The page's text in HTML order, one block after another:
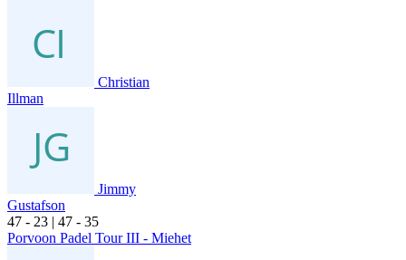
Christian
Illman
Jimmy
Gustafson
47 - 23 | 47 - 35
Porvoon Padel Tour III - Miehet